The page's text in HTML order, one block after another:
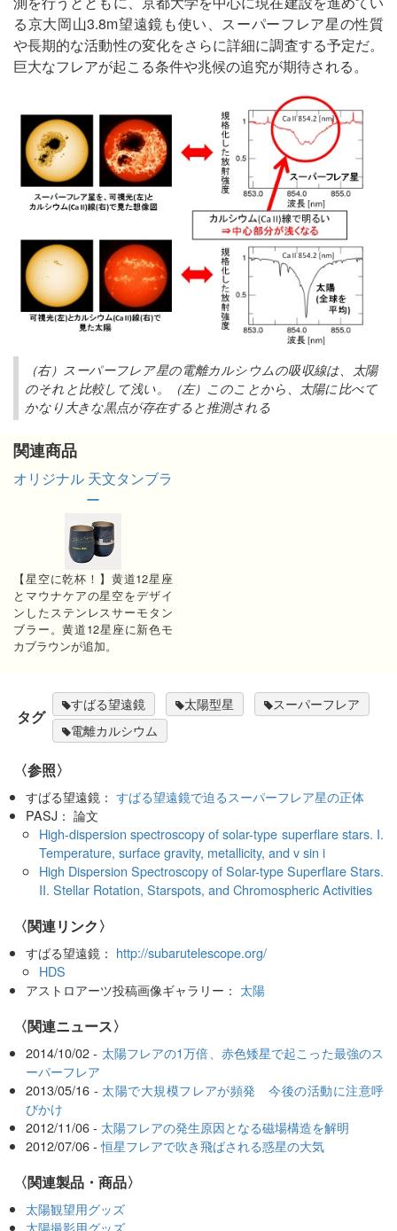
る京大岡山3.8m望遠鏡も使い、スーパーフレア星の性質
や長期的な活動性の変化をさらに詳細に調査する予定だ。
巨大なフレアが起こる条件や兆候の追究が期待される。
（右）スーパーフレア星の電離カルシウムの吸収線は、太陽
のそれと比較して浅い。（左）このことから、太陽に比べて
かなり大きな黒点が存在すると推測される
関連商品
オリジナル 天文タンブラ
ー
【星空に乾杯！】黄道12星座
とマウナケアの星空をデザイ
ンしたステンレスサーモタン
ブラー。黄道12星座に新色モ
カブラウンが追加。
タグ
すばる望遠鏡 太陽型星
スーパーフレア
電離カルシウム
〈参照〉
すばる望遠鏡：すばる望遠鏡で迫るスーパーフレア星の正体
PASJ： 論文
High-dispersion spectroscopy of solar-type superflare stars. I.
Temperature, surface gravity, metallicity, and v sin i
High Dispersion Spectroscopy of Solar-type Superflare Stars.
II. Stellar Rotation, Starspots, and Chromospheric Activities
〈関連リンク〉
すばる望遠鏡： http://subarutelescope.org/
HDS
アストロアーツ投稿画像ギャラリー： 太陽
〈関連ニュース〉
2014/10/02 - 太陽フレアの1万倍、赤色矮星で起こった最強のス
ーパーフレア
2013/05/16 - 太陽で大規模フレアが頻発 今後の活動に注意呼
びかけ
2012/11/06 - 太陽フレアの発生原因となる磁場構造を解明
2012/07/06 -恒星フレアで吹き飛ばされる惑星の大気
〈関連製品・商品〉
太陽観望用グッズ
太陽撮影用グッズ